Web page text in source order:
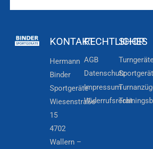
KONTAKT
Hermann
Binder
Sportgeräte
Wiesenstraße
15
4702
Wallern –
RECHTLICHES
AGB
Datenschutz
Impressum
Widerrufsrecht
SHOP